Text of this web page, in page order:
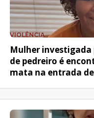
VIOLÊNCIA
Mulher
de pedreiro é
mata na entrada